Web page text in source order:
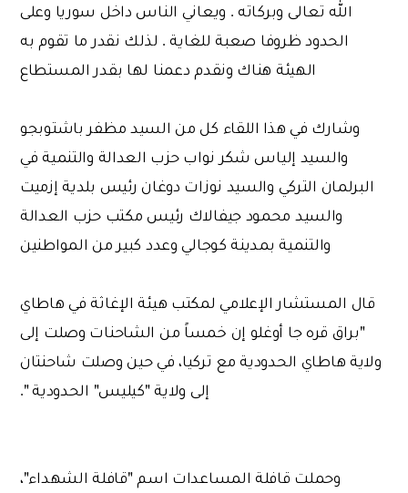
الله تعالى وبركاته . ويعاني الناس داخل سوريا وعلى
الحدود ظروفا صعبة للغاية . لذلك نقدر ما تقوم به
الهيئة هناك ونقدم دعمنا لها بقدر المستطاع
وشارك في هذا اللقاء كل من السيد مظفر باشتوبجو
والسيد إلياس شكر نواب حزب العدالة والتنمية في
البرلمان التركي والسيد نوزات دوغان رئيس بلدية إزميت
والسيد محمود جيفالاك رئيس مكتب حزب العدالة
والتنمية بمدينة كوجالي وعدد كبير من المواطنين
قال المستشار الإعلامي لمكتب هيئة الإغاثة في هاطاي
"براق قره جا أوغلو إن خمساً من الشاحنات وصلت إلى
ولاية هاطاي الحدودية مع تركيا، في حين وصلت شاحنتان
إلى ولاية "كيليس" الحدودية ".
وحملت قافلة المساعدات اسم "قافلة الشهداء"،